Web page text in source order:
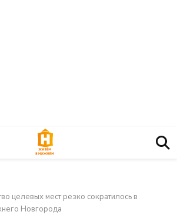
целевых мест резко сократилось в
Новгорода